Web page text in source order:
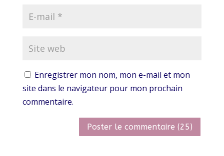
Enregistrer mon nom, mon e-mail et mon
site dans le navigateur pour mon prochain
commentaire.